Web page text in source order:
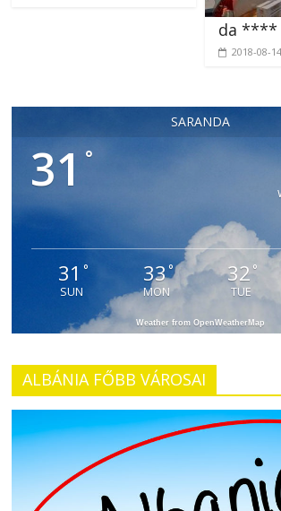
da ****
2018-08-14
SARANDA
31 °
31 °
SUN
33°
MON
32 °
TUE
Weather from OpenWeatherMap
ALBÁNIA FŐBB VÁROSAI